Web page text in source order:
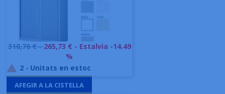
Preu
310,76 € -265,73 € - Estalvia -14.49
%
 2 - Unitats en estoc
AFEGIR A LA CISTELLA